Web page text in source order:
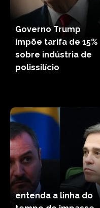
Governo Trump
impõe tarifa de 15%
sobre indústria de
polissilício
entenda a linha do